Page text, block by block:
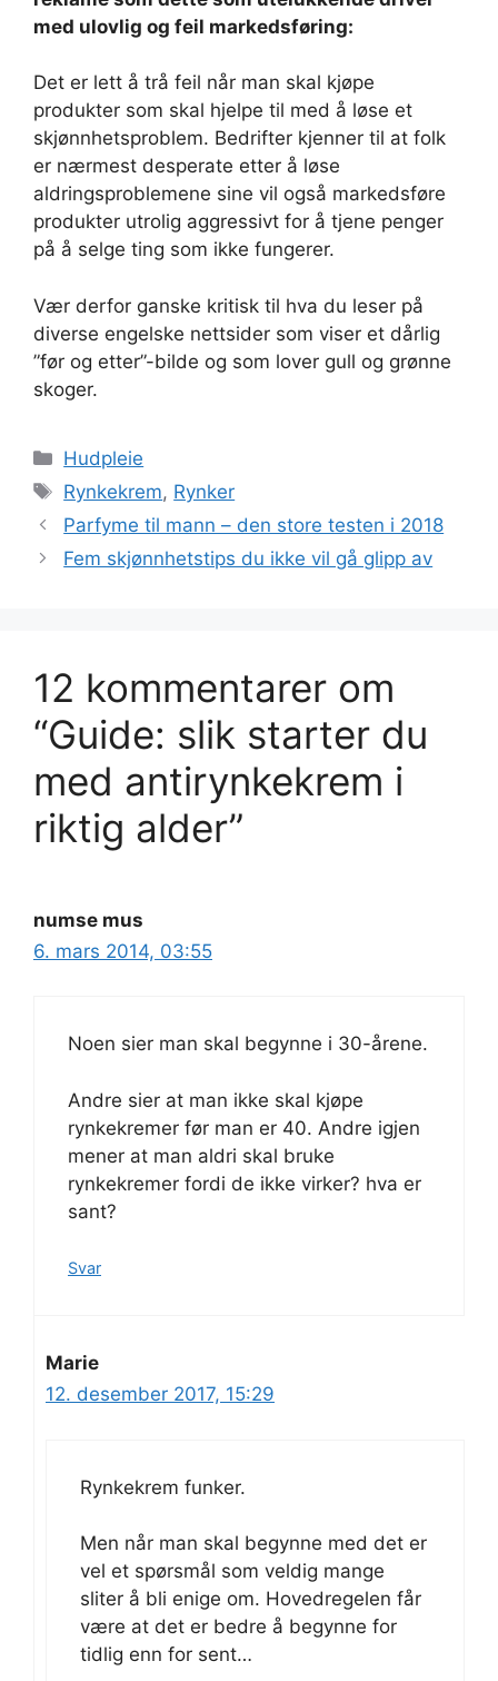
med ulovlig og feil markedsføring:
Det er lett å trå feil når man skal kjøpe
produkter som skal hjelpe til med å løse et
skjønnhetsproblem. Bedrifter kjenner til at folk
er nærmest desperate etter å løse
aldringsproblemene sine vil også markedsføre
produkter utrolig aggressivt for å tjene penger
på å selge ting som ikke fungerer.
Vær derfor ganske kritisk til hva du leser på
diverse engelske nettsider som viser et dårlig
”før og etter”-bilde og som lover gull og grønne
skoger.
Kategorier
Hudpleie
Stikkord
Rynkekrem, Rynker
Parfyme til mann – den store testen i 2018
Fem skjønnhetstips du ikke vil gå glipp av
12 kommentarer om
“Guide: slik starter du
med antirynkekrem i
riktig alder”
numse mus
6. mars 2014, 03:55
Noen sier man skal begynne i 30-årene.
Andre sier at man ikke skal kjøpe
rynkekremer før man er 40. Andre igjen
mener at man aldri skal bruke
rynkekremer fordi de ikke virker? hva er
sant?
Svar
Marie
12. desember 2017, 15:29
Rynkekrem funker.
Men når man skal begynne med det er
vel et spørsmål som veldig mange
sliter å bli enige om. Hovedregelen får
være at det er bedre å begynne for
tidlig enn for sent…